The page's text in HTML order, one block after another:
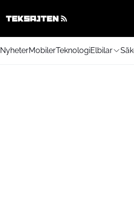
NyheterMobilerTeknologiElbilar